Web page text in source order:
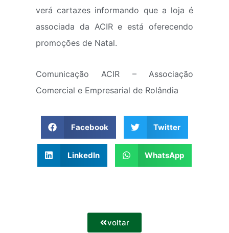
verá cartazes informando que a loja é
associada da ACIR e está oferecendo
promoções de Natal.
Comunicação ACIR – Associação
Comercial e Empresarial de Rolândia
Facebook Twitter
LinkedIn WhatsApp
voltar